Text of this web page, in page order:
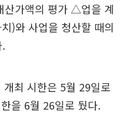
가액의 평가 △업을 계
)와 사업을 청산할 때의
최 시한은 5월 29일로
을 6월 26일로 뒀다.